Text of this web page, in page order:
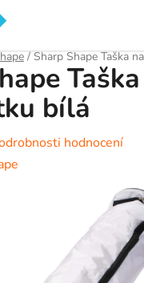
/ Sharp Shape Taška
bílá
hodnocení